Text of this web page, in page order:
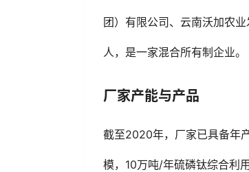
团）有限公司、云南沃加农
人，是一家混合所有制企业。
厂家产能与产品
截至2020年，厂家已具备‌年
模，10万吨/年硫磷钛综合利